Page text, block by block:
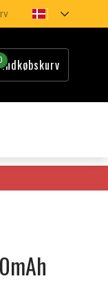
Indkøbskurv